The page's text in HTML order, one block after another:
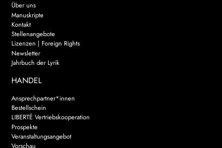
Über uns
Manuskripte
Kontakt
Stellenangebote
Lizenzen | Foreign Rights
Newsletter
Jahrbuch der Lyrik
HANDEL
Ansprechpartner*innen
Bestellschein
LIBERTÉ Vertriebskooperation
Prospekte
Veranstaltungsangebot
Vorschau